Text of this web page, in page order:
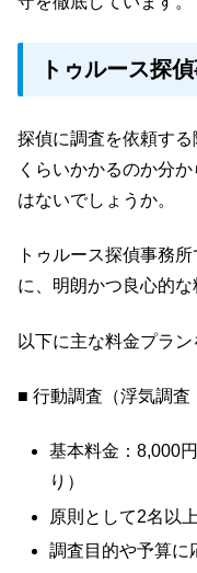
トゥルース探
探偵に調査を依頼す
くらいかかるのか分
はないでしょうか。
トゥルース探偵事務
に、明朗かつ良心的な
以下に主な料金プラン
■ 行動調査（浮気調査
基本料金：8,000
り）
原則として2名以
調査目的や予算に